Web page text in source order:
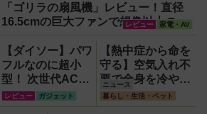
「ゴリラの扇風機」レビュー！直径
16.5cmの巨大ファンで想像以上の涼
しさを体感
レビュー 家電・AV
【ダイソー】パワ
フルなのに超小
型！ 次世代ACア
ダプター『GaN
USB充電器』が
レビュー ガジェット
【熱中症から命を
守る】空気入れ不
要で全身を冷やす
『ワンタッチアイ
スバス』。子ども
ニュース
暮らし・生活・ペット